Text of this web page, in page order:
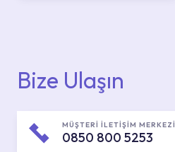
Bize Ulaşın
MÜŞTERİ İLETİŞİM MERKEZİ
0850 800 5253